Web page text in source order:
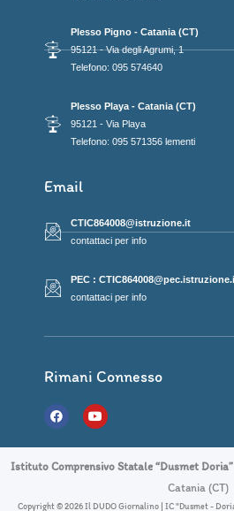
Plesso Pigno - Catania (CT)
95121 - Via degli Agrumi, 1
Telefono: 095 574640
Plesso Playa - Catania (CT)
95121 - Via Playa
Telefono: 095 571356 lementi
Email
CTIC864008@istruzione.it
contattaci per info
PEC :
contattaci per info
Rimani Connesso
F
a
e
b
o
Y
o
t
b
Istituto Comprensivo Statale “Dusmet Doria”
Catania (CT)
Copyright © 2026 Il DUDO Giornalino | IC "Dusmet -